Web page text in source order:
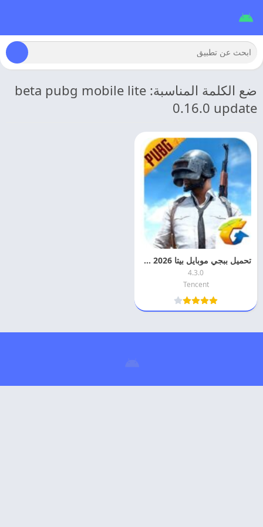
ضع الكلمة المناسبة: beta pubg mobile lite
0.16.0 update
تحميل ببجي موبايل بيتا 2026 BETA PUBG MOBILE مهكره اخر اصدار
4.3.0
Tencent